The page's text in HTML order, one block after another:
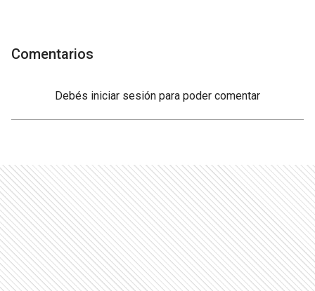
Comentarios
Debés iniciar sesión para poder comentar